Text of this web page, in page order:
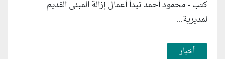
كتب - محمود أحمد تبدأ أعمال إزالة المبنى القديم
لمديرية...
أخبار